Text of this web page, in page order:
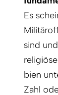
Es
sind
bien
Zahl